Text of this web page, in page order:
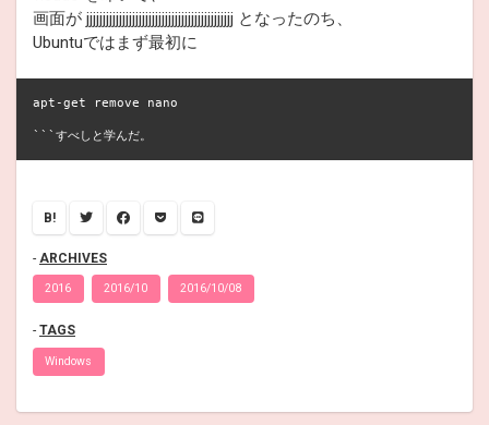
画面が jjjjjjjjjjjjjjjjjjjjjjjjjjjjjjjjjjjjjjjjjjjjj となったのち、
Ubuntuではまず最初に
apt-get remove nano
B!
ARCHIVES
2016 2016/10 2016/10/08
TAGS
Windows